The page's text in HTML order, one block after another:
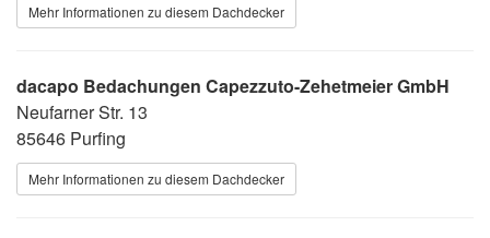
Mehr Informationen zu diesem Dachdecker
dacapo Bedachungen Capezzuto-Zehetmeier GmbH
Neufarner Str. 13
85646 Purfing
Mehr Informationen zu diesem Dachdecker